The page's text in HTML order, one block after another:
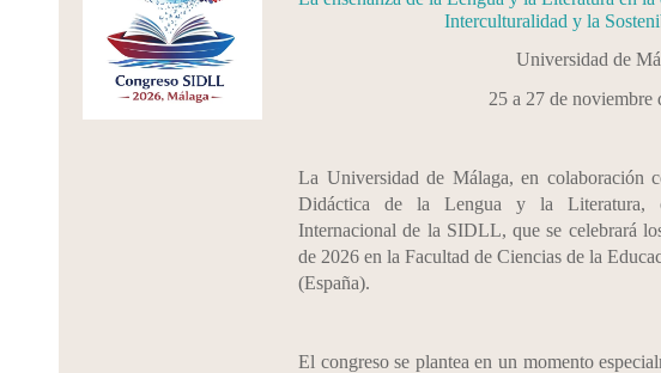
Interculturalidad y la
Universidad de
25 a 27 de noviembre
La Universidad de Málaga, en colaboración
Didáctica de la Lengua y la Literatura,
Internacional de la SIDLL, que se celebrará
de 2026 en la Facultad de Ciencias de la
(España).
El congreso se plantea en un momento